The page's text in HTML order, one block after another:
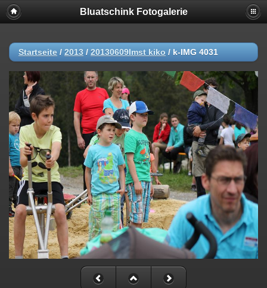
Bluatschink Fotogalerie
Startseite / 2013 / 20130609Imst kiko / k-IMG 4031